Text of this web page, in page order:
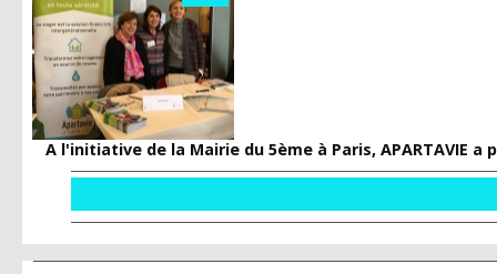
A l'initiative de la Mairie du 5ème à Paris, APARTAVIE a